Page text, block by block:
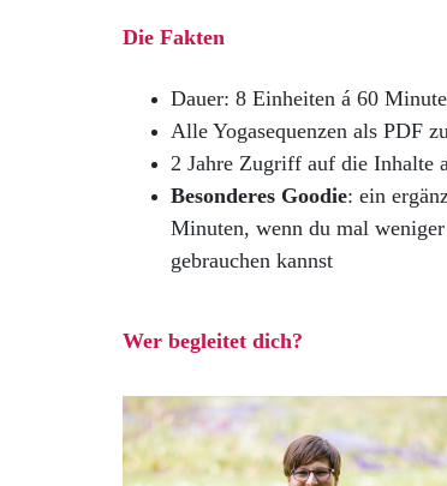
Die Fakten
Dauer: 8 Einheiten á 60
Alle Yogasequenzen als PDF
2 Jahre Zugriff auf die Inhalte
Besonderes Goodie: ein
Minuten, wenn du mal
gebrauchen kannst
Wer begleitet dich?